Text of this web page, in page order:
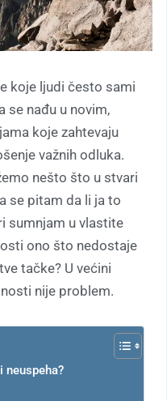
koje ljudi često sami
se nađu u novim,
koje zahtevaju
važnih odluka.
nešto što u stvari
se pitam da li ja to
sumnjam u vlastite
ono što nedostaje
tačke? U većini
nije problem.
neuspeha?